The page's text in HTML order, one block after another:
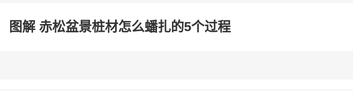
图解 赤松盆景桩材怎么蟠扎的5个过程